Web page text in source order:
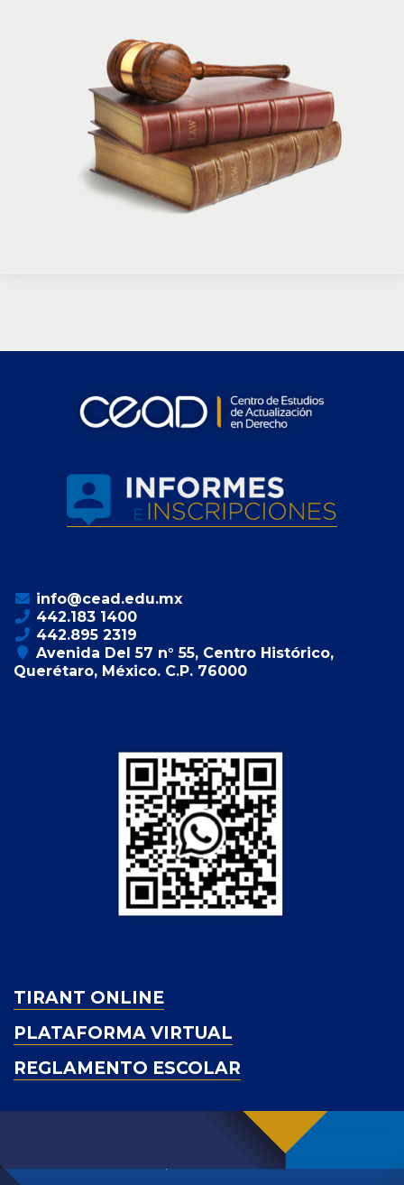
info@cead.edu.mx
442.183 1400
442.895 2319
Avenida Del 57 n° 55, Centro Histórico,
Querétaro, México. C.P. 76000
TIRANT ONLINE
PLATAFORMA VIRTUAL
REGLAMENTO ESCOLAR